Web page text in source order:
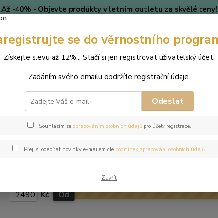
Až -40% - Objevte produkty v letním outletu za skvělé ceny!
🎄 VÁNOCE Blog
Hledat
(Po-
a titanové prsteny s
zn. Jewellis
Kč Od
se do věrnostního
Získejte slevu až 12%... Stačí si jen registrovat uživatelský účet.
Zadáním svého emailu obdržíte registrační údaje.
Odeslat
Souhlasím se zpracováním osobních údajůpro účely registrace.
Přeji si odebírat novinky e-mailem dle podmínek zpracování osobních údajů.
Zavřít